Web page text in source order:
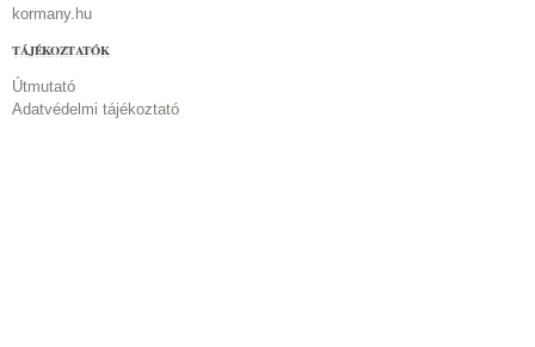
kormany.hu
TÁJÉKOZTATÓK
Útmutató
Adatvédelmi tájékoztató